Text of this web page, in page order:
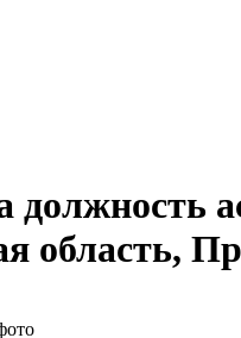
должность
область,